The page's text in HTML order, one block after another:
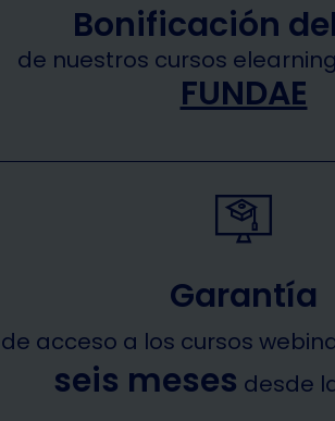
Bonificación
de nuestros cursos
FUNDAE
Garantía
de acceso a los cursos
seis meses desde